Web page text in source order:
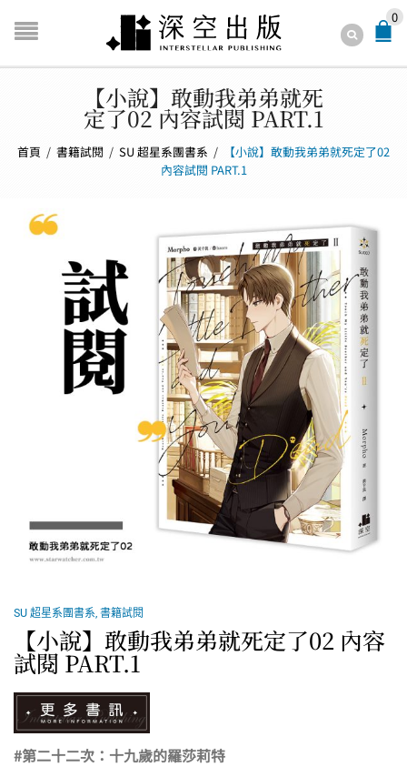
0
【小說】敢動我弟弟就死
定了02 內容試閱 PART.1
首頁 / 書籍試閱 / SU 超星系團書系 /
【小說】敢動我弟弟就死定了02
內容試閱 PART.1
SU 超星系團書系 書籍試閱
【小說】敢動我弟弟就死定了02 內容
試閱 PART.1
#第二十二次：十九歲的羅莎莉特